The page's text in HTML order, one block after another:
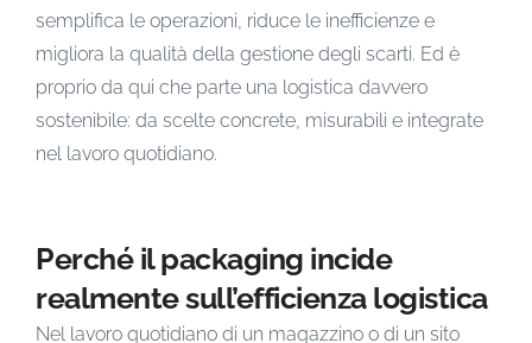
semplifica le operazioni, riduce le inefficienze e
migliora la qualità della gestione degli scarti. Ed è
proprio da qui che parte una logistica davvero
sostenibile: da scelte concrete, misurabili e integrate
nel lavoro quotidiano.
Perché il packaging incide
realmente sull’efficienza logistica
Nel lavoro quotidiano di un magazzino o di un sito